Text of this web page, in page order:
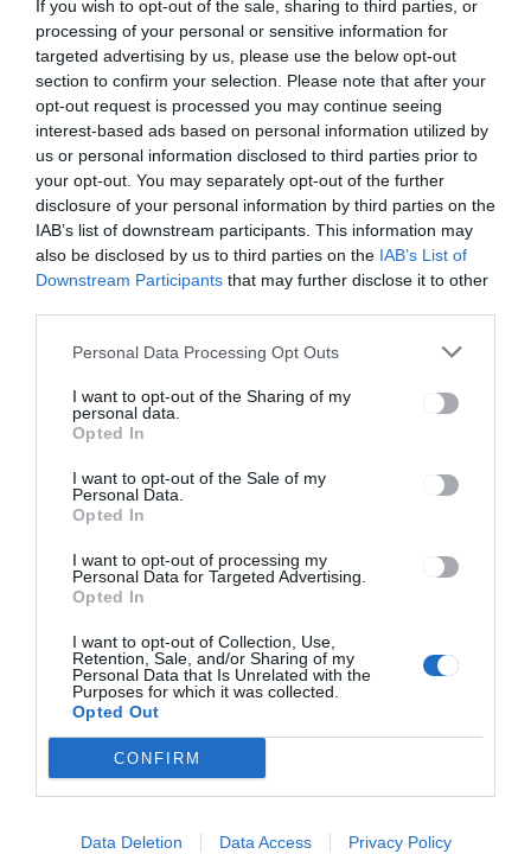
If you wish to opt-out of the sale, sharing to third parties, or
processing of your personal or sensitive information for
targeted advertising by us, please use the below opt-out
section to confirm your selection. Please note that after your
opt-out request is processed you may continue seeing
interest-based ads based on personal information utilized by
us or personal information disclosed to third parties prior to
your opt-out. You may separately opt-out of the further
disclosure of your personal information by third parties on the
IAB’s list of downstream participants. This information may
also be disclosed by us to third parties on the IAB’s List of
Downstream Participants that may further disclose it to other
Personal Data Processing Opt Outs
I want to opt-out of the Sharing of my
personal data.
Opted In
I want to opt-out of the Sale of my
Personal Data.
Opted In
I want to opt-out of processing my
Personal Data for Targeted Advertising.
Opted In
I want to opt-out of Collection, Use,
Retention, Sale, and/or Sharing of my
Personal Data that Is Unrelated with the
Purposes for which it was collected.
Opted Out
CONFIRM
Data Deletion Data Access Privacy Policy
Bejegyzés
navigáció
ELŐZŐ
BEJEGYZÉS
Módosult a
szabályzat
KÖVETKEZŐ
BEJEGYZÉS
Gyorsan nő
az esetszám
Ez is érdekelheti
UDVARHELYSZÉK
Restaurátor továbbképző
konferencia zajlik
HÍRLISTA
Külön gyűjtik a sütőolajat